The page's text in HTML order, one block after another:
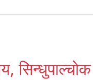
सिन्धुपाल्चोक